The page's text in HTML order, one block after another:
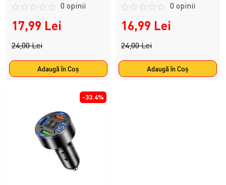
0 opinii
17,99 Lei
24,00 Lei
Adaugă în Coş
0 opinii
16,99 Lei
24,00 Lei
Adaugă în Coş
-33.4%